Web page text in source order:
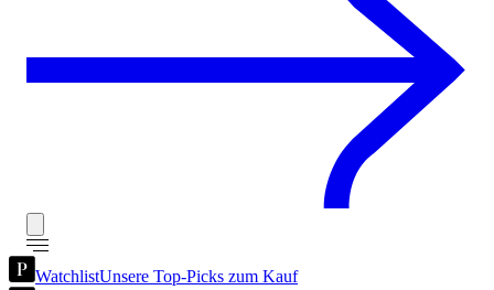
WatchlistUnsere Top-Picks zum Kauf